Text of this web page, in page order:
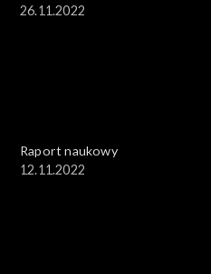
26.11.2022
Raport naukowy
12.11.2022